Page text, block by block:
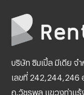
บริษัท ซิมเปิ้ล มีเดีย จำ
เลขที่ 242,244,246
ถ.วัชรพล แขวงท่าแร้